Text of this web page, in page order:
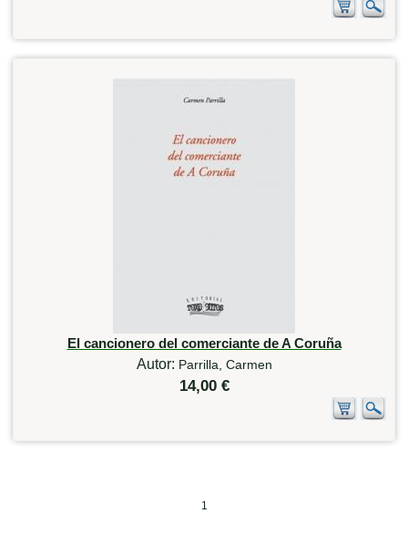
El cancionero del comerciante de A Coruña
Autor: Parrilla, Carmen
14,00 €
1